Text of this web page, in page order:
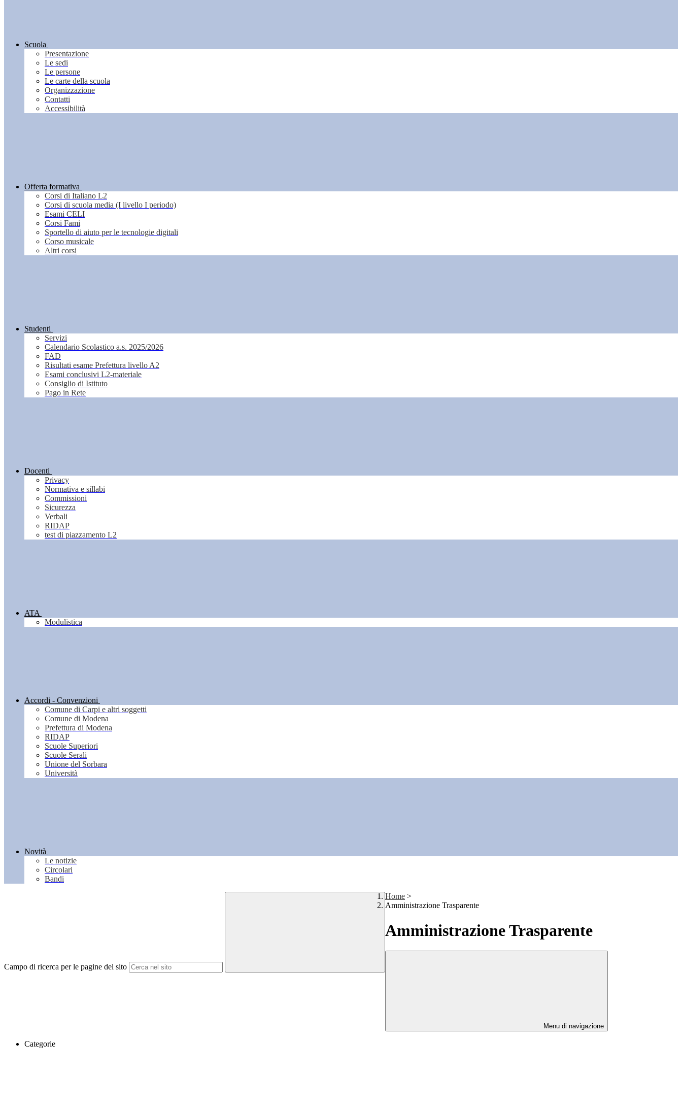
Scuola
Presentazione
Le sedi
Le persone
Le carte della scuola
Organizzazione
Contatti
Accessibilità
Offerta formativa
Corsi di Italiano L2
Corsi di scuola media (I livello I periodo)
Esami CELI
Corsi Fami
Sportello di aiuto per le tecnologie digitali
Corso musicale
Altri corsi
Studenti
Servizi
Calendario Scolastico a.s. 2025/2026
FAD
Risultati esame Prefettura livello A2
Esami conclusivi L2-materiale
Consiglio di Istituto
Pago in Rete
Docenti
Privacy
Normativa e sillabi
Commissioni
Sicurezza
Verbali
RIDAP
test di piazzamento L2
ATA
Modulistica
Accordi - Convenzioni
Comune di Carpi e altri soggetti
Comune di Modena
Prefettura di Modena
RIDAP
Scuole Superiori
Scuole Serali
Unione del Sorbara
Università
Novità
Le notizie
Circolari
Bandi
Campo di ricerca per le pagine del sito
Home >
Amministrazione Trasparente
Amministrazione Trasparente
Menu di navigazione
Categorie